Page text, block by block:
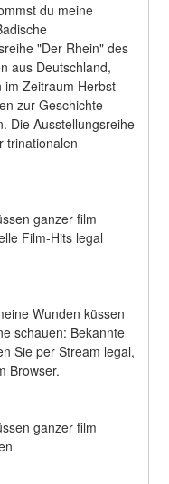
du meine
"Der Rhein" des
aus Deutschland,
im Zeitraum Herbst
zur Geschichte
Die Ausstellungsreihe
trinationalen
ganzer film
Film-Hits legal
Wunden küssen
schauen: Bekannte
Sie per Stream legal,
Browser.
ganzer film